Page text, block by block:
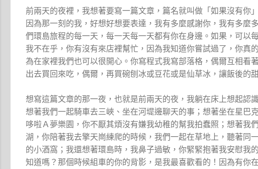
前兩天的夜裡，我想著要寫一篇文章，篇名就叫做「如果沒有你
因為那一刻的我，好想好想要表達，我有多麼感謝你，我有多
們環島旅程的每一天，每一天每一天都有你在身邊。如果，可以
我不在乎，你有沒有來店裡幫忙，因為我知道你嘗試過了，你真
為在家裡我們也可以很開心。你寫程式我寫部落格，偶爾互相看
出去買回來吃，偶爾，再買碗刨冰或豆花或是仙草冰，讓飯後的
想寫這篇文章的那一夜，也就是前兩天的夜，我躺在床上想起認
想著我們一起騎車去三峽、坐在河堤邊聊天的事；想著坐在星巴
哆啦Ａ夢樂園，你不厭其煩沒有嫌我幼稚的幫我拍蠢照；想著我
湖，你陪著我去擎天崗練爬的時候，我們一起在草地上，聽著
的小酒窩；我還想著環島時，我鼻子過敏，你緊緊抱著我安慰
知道嗎？那個時候組車的你的背影，是我最喜歡看的！因為有你